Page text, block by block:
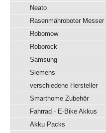
Neato
Rasenmähroboter Messer
Robomow
Roborock
Samsung
Siemens
verschiedene Hersteller
Smarthome Zubehör
Fahrrad - E-Bike Akkus
Akku Packs